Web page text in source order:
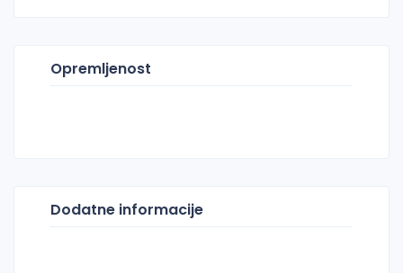
Opremljenost
Dodatne informacije